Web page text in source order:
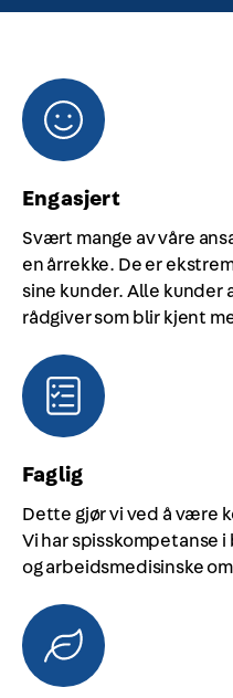
Engasjert
Svært mange av våre
en årrekke. De er
sine kunder. Alle kunder
rådgiver som blir kjent
Faglig
Dette gjør vi ved å være
Vi har spisskompetanse
og arbeidsmedisinske